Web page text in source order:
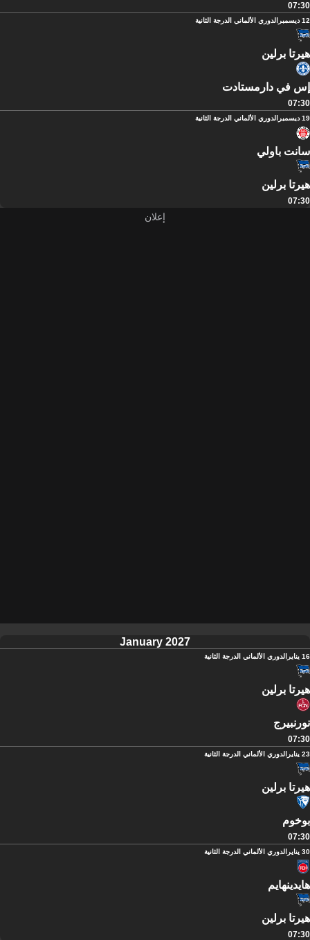
07:30
12 ديسمبر الدوري الألماني الدرجة الثانية
هيرتا برلين
إس في دارمستادت
07:30
19 ديسمبر الدوري الألماني الدرجة الثانية
سانت باولي
هيرتا برلين
07:30
January 2027
16 يناير الدوري الألماني الدرجة الثانية
هيرتا برلين
نورنبيرج
07:30
23 يناير الدوري الألماني الدرجة الثانية
هيرتا برلين
بوخوم
07:30
30 يناير الدوري الألماني الدرجة الثانية
هايدينهايم
هيرتا برلين
07:30